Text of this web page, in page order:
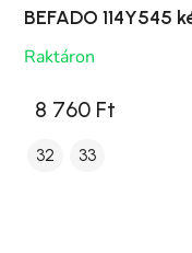
BEFADO 114Y545
Raktáron
8 760 Ft
32 33